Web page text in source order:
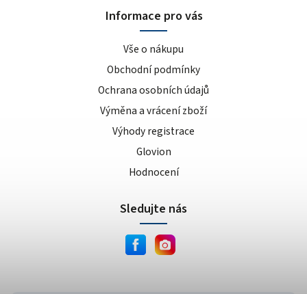
Informace pro vás
Vše o nákupu
Obchodní podmínky
Ochrana osobních údajů
Výměna a vrácení zboží
Výhody registrace
Glovion
Hodnocení
Sledujte nás